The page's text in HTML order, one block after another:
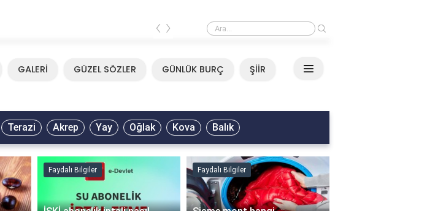
Mirkelam - Tavla Sözleri
‹ ›
GALERİ GÜZEL SÖZLER GÜNLÜK BURÇ ŞİİR
Terazi Akrep Yay Oğlak Kova Balık
Faydalı Bilgiler Faydalı Bilgiler
›